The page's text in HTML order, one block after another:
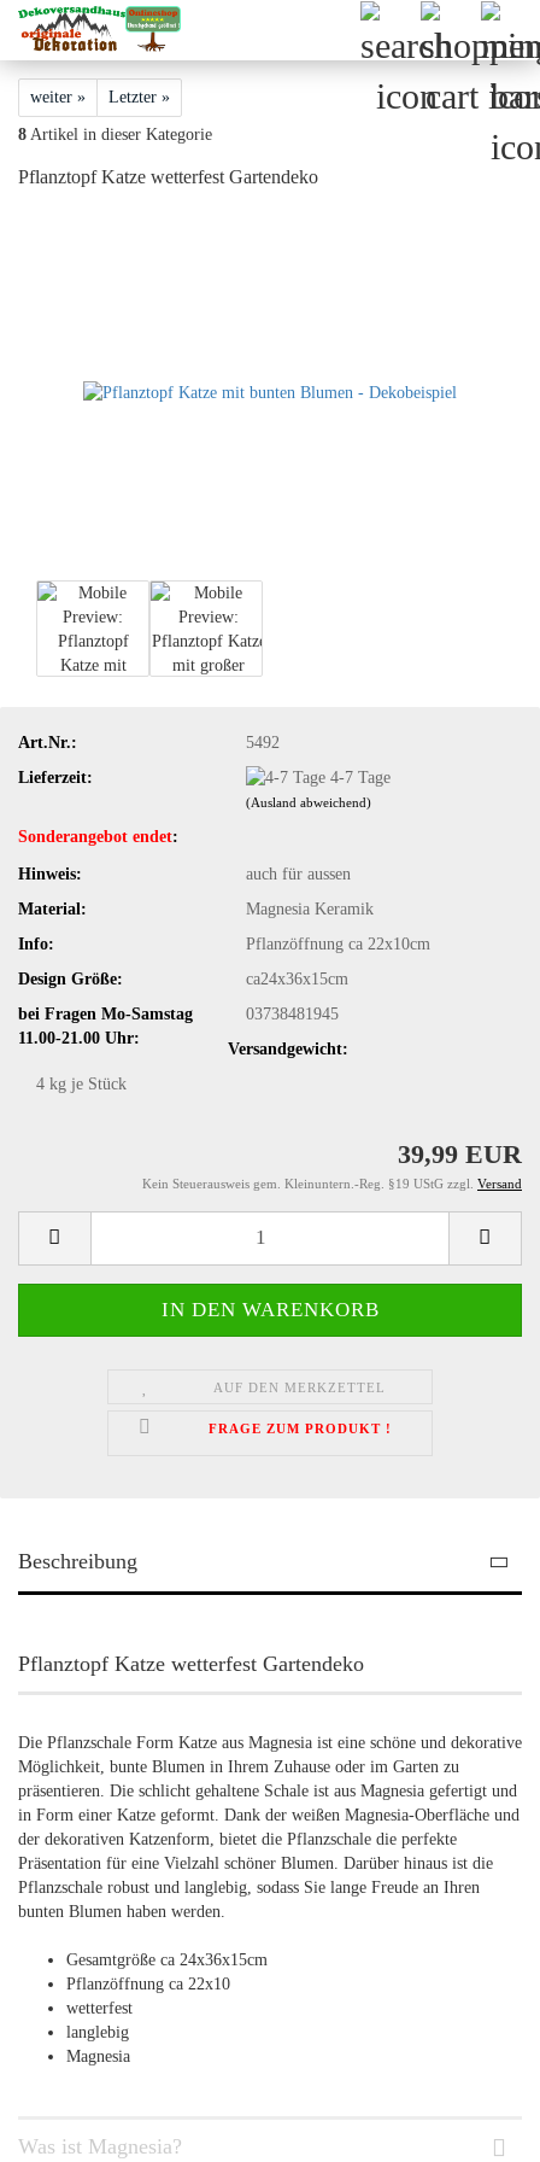
weiter » Letzter »
8 Artikel in dieser Kategorie
Pflanztopf Katze wetterfest Gartendeko
Art.Nr.:
5492
Lieferzeit:
4-7 Tage
(Ausland abweichend)
Sonderangebot endet:
Hinweis:
auch für aussen
Material:
Magnesia Keramik
Info:
Pflanzöffnung ca 22x10cm
Design Größe:
ca24x36x15cm
bei Fragen Mo-Samstag
11.00-21.00 Uhr:
03738481945
Versandgewicht:
4 kg je Stück
39,99 EUR
Kein Steuerausweis gem. Kleinuntern.-Reg. §19 UStG zzgl. Versand
AUF DEN MERKZETTEL
FRAGE ZUM PRODUKT !
Beschreibung
Pflanztopf Katze wetterfest Gartendeko
Die Pflanzschale Form Katze aus Magnesia ist eine schöne und dekorative
Möglichkeit bunte Blumen in Ihrem Zuhause oder im Garten zu
präsentieren Die schlicht gehaltene Schale ist aus Magnesia gefertigt und
in Form einer Katze geformt Dank der weißen Magnesia-Oberfläche und
der dekorativen Katzenform bietet die Pflanzschale die perfekte
Präsentation für eine Vielzahl schöner Blumen Darüber hinaus ist die
Pflanzschale robust und langlebig sodass Sie lange Freude an Ihren
bunten Blumen haben werden
Gesamtgröße ca 24x36x15cm
Pflanzöffnung ca 22x10
wetterfest
langlebig
Magnesia
Was ist Magnesia?